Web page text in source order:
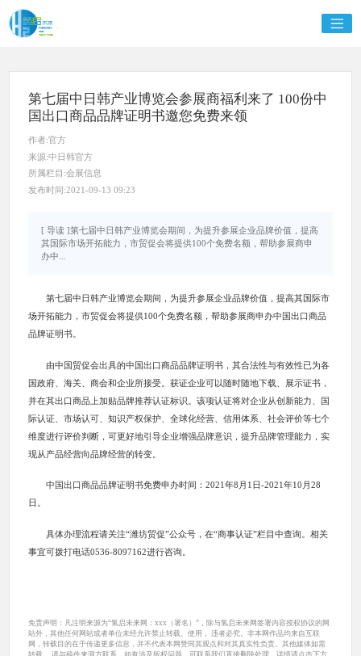
第七届中日韩产业博览会参展商福利来了 100份中
国出口商品品牌证明书邀您免费来领
作者:官方
来源:中日韩官方
所属栏目:会展信息
发布时间:2021-09-13 09:23
[ 导读 ]第七届中日韩产业博览会期间，为提升参展企业品牌价值，提高
其国际市场开拓能力，市贸促会将提供100个免费名额，帮助参展商申
办中...
第七届中日韩产业博览会期间，为提升参展企业品牌价值，提高其国际市
场开拓能力，市贸促会将提供100个免费名额，帮助参展商申办中国出口商品
品牌证明书。
由中国贸促会出具的中国出口商品品牌证明书，其合法性与有效性已为各
国政府、海关、商会和企业所接受。获证企业可以随时随地下载、展示证书，
并在其出口商品上加贴品牌推荐认证标识。该项认证将对企业从创新能力、国
际认证、市场认可、知识产权保护、全球化经营、信用体系、社会评价等七个
维度进行评价判断，可更好地引导企业增强品牌意识，提升品牌管理能力，实
现从产品经营向品牌经营的转变。
中国出口商品品牌证明书免费申办时间：2021年8月1日-2021年10月28
日。
具体办理流程请关注“潍坊贸促”公众号，在“商事认证”栏目中查询。相关
事宜可拨打电话0536-8097162进行咨询。
免责声明：凡注明来源为“氢启未来网：xxx（署名）”，除与氢启未来网签署内容授权协议的网
站外，其他任何网站或者单位未经允许禁止转载、使用， 违者必究。非本网作品均来自互联
网，转载目的在于传递更多信息，并不代表本网赞同其观点和对其真实性负责。其他媒体如需
转载， 请与稿件来源方联系。如有涉及版权问题，可联系我们直接删除处理。详情请点击下方